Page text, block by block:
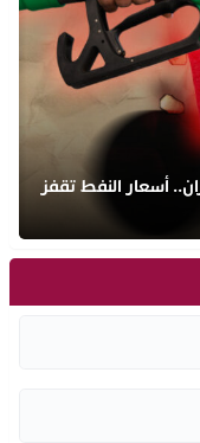
أسعار النفط تقفز